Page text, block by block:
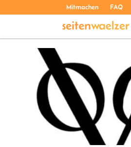
Mitmachen FAQ
PODCASTS
ÜBER UNS